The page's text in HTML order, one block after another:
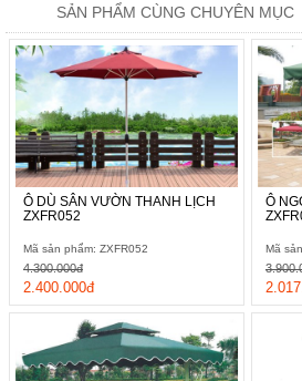
SẢN PHẨM CÙNG CHUYÊN MỤC
Ô DÙ SÂN VƯỜN THANH LỊCH
ZXFR052
Mã sản phẩm: ZXFR052
2.400.000đ
4.300.000đ
Ô
Mã